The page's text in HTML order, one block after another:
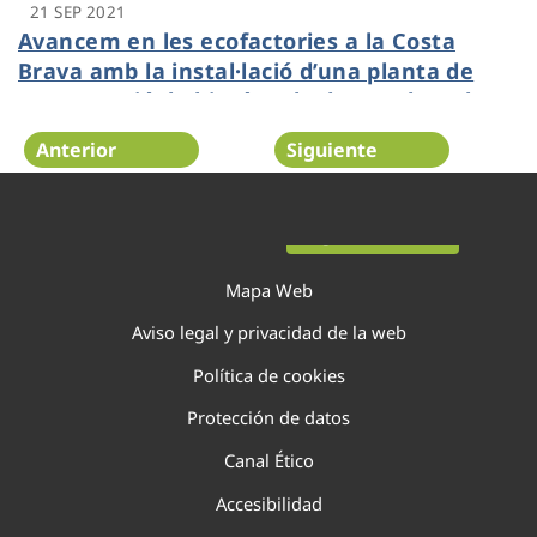
21 SEP 2021
Avancem en les ecofactories a la Costa
Brava amb la instal·lació d’una planta de
cogeneració de biogàs a la depuradora de
Palamós
Anterior Siguiente
Mapa Web
Aviso legal y privacidad de la web
Política de cookies
Protección de datos
Canal Ético
Accesibilidad